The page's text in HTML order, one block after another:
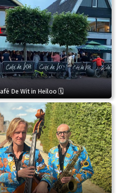
De Wit in Heiloo 🗓